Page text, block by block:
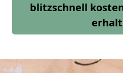
blitzschnell